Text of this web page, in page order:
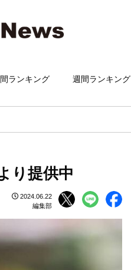
ランキング 週間ランキング
り提供中
2024.06.22
編集部